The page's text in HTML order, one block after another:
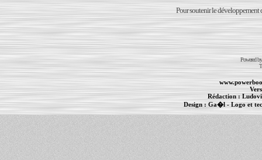
Pour soutenir le développement
Powered
Rédaction :
Design :Ga�l- Logo et
PowerBook